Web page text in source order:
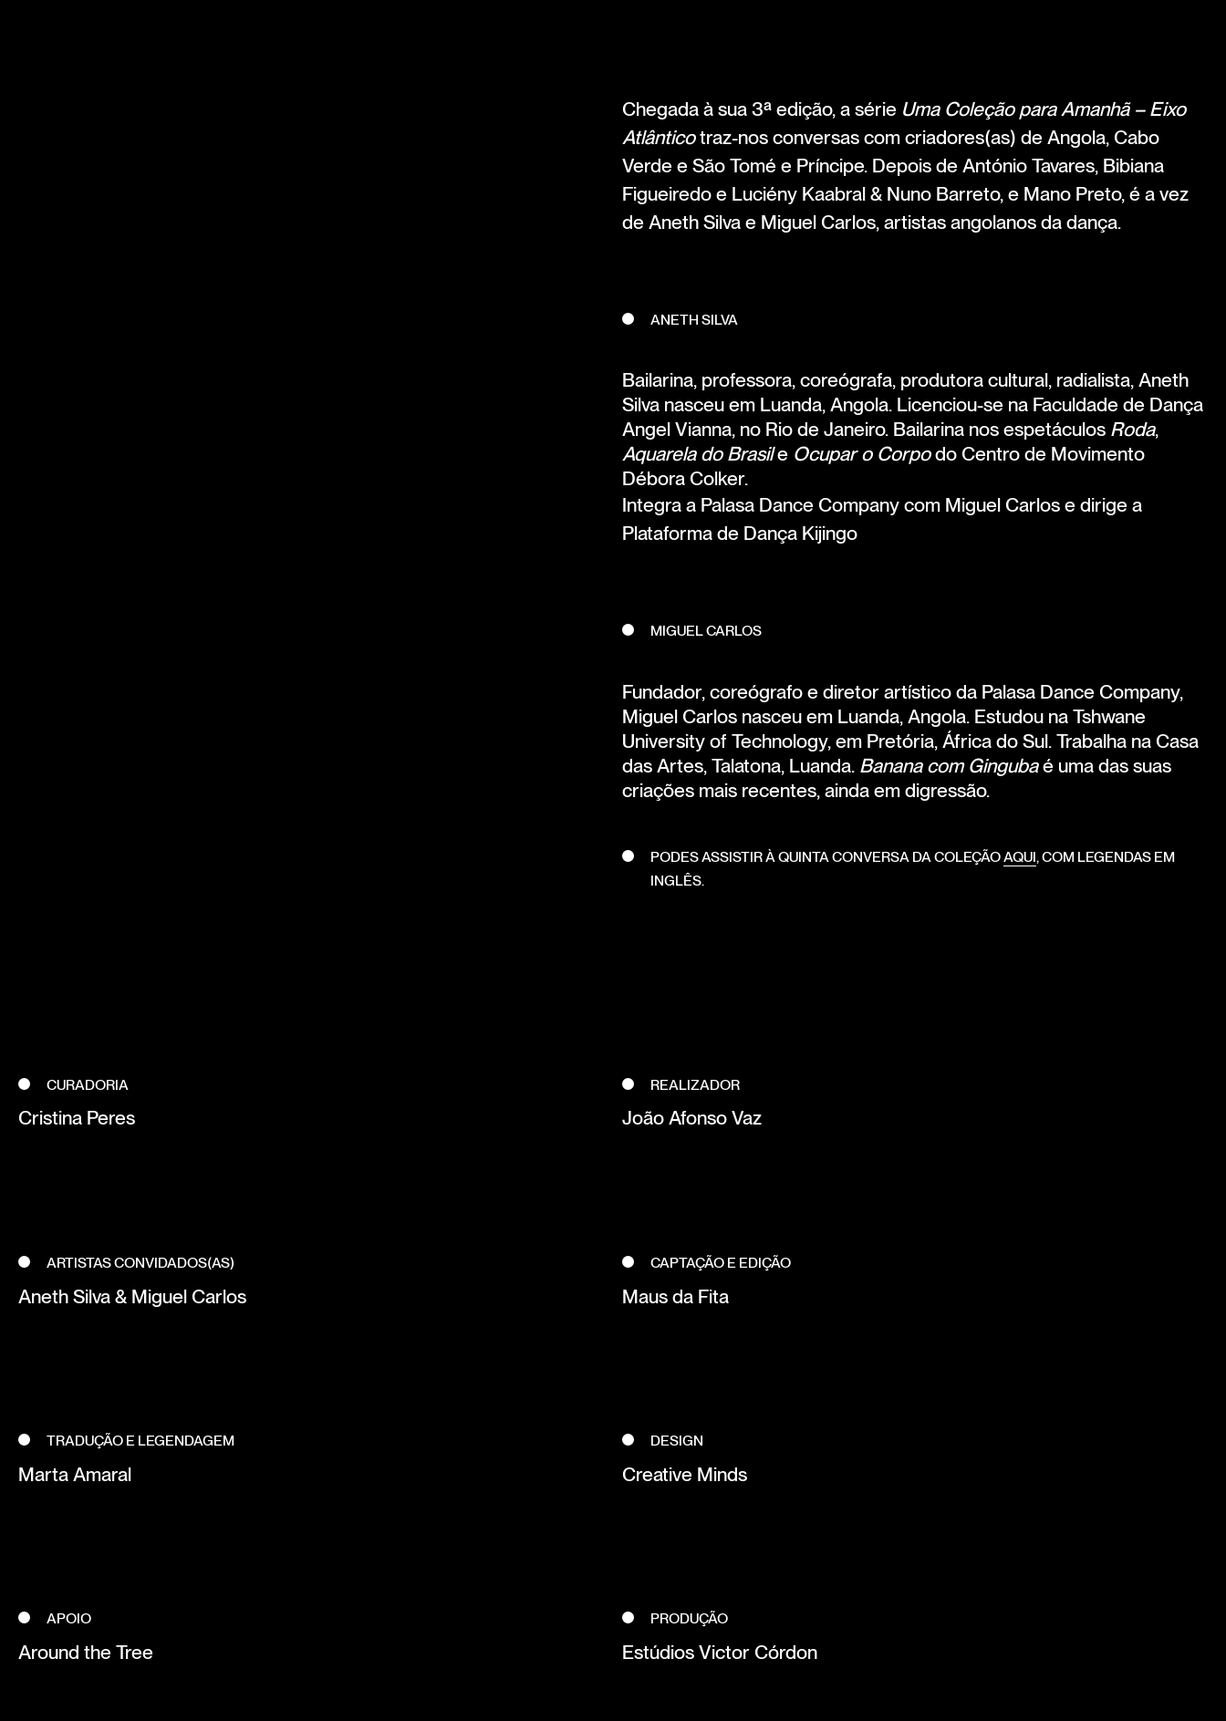
Chegada à sua 3ª edição, a série Uma Coleção para Amanhã – Eixo
Atlânticotraz-nos conversas com criadores(as) de Angola, Cabo
Verde e São Tomé e Príncipe. Depois de António Tavares, Bibiana
Figueiredo e Luciény Kaabral & Nuno Barreto, e Mano Preto, é a vez
de Aneth Silva e Miguel Carlos, artistas angolanos da dança.
ANETH SILVA
Bailarina, professora, coreógrafa, produtora cultural, radialista, Aneth
Silva nasceu em Luanda, Angola. Licenciou-se na Faculdade de Dança
Angel Vianna, no Rio de Janeiro. Bailarina nos espetáculos Roda,
Aquarela do Brasile Ocupar o Corpodo Centro de Movimento
Débora Colker.
Integra a Palasa Dance Company com Miguel Carlos e dirige a
Plataforma de Dança Kijingo
MIGUEL CARLOS
Fundador, coreógrafo e diretor artístico da Palasa Dance Company,
Miguel Carlos nasceu em Luanda, Angola. Estudou na Tshwane
University of Technology, em Pretória, África do Sul. Trabalha na Casa
das Artes, Talatona, Luanda. Banana com Gingubaé uma das suas
criações mais recentes, ainda em digressão.
PODES ASSISTIR À QUINTA CONVERSA DA COLEÇÃOAQUI, COM LEGENDAS EM
INGLÊS.
CURADORIA
Cristina Peres
REALIZADOR
João Afonso Vaz
ARTISTAS CONVIDADOS(AS)
Aneth Silva & Miguel Carlos
CAPTAÇÃO E EDIÇÃO
Maus da Fita
TRADUÇÃO E LEGENDAGEM
Marta Amaral
DESIGN
Creative Minds
APOIO
Around the Tree
PRODUÇÃO
Estúdios Victor Córdon